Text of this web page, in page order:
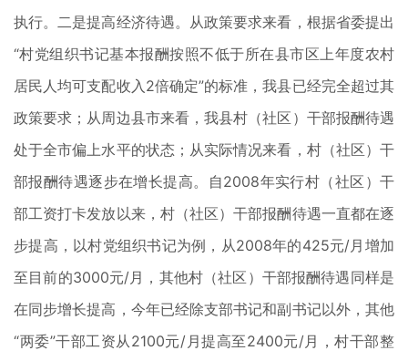
执行。二是提高经济待遇。从政策要求来看，根据省委提出
“村党组织书记基本报酬按照不低于所在县市区上年度农村
居民人均可支配收入2倍确定”的标准，我县已经完全超过其
政策要求；从周边县市来看，我县村（社区）干部报酬待遇
处于全市偏上水平的状态；从实际情况来看，村（社区）干
部报酬待遇逐步在增长提高。自2008年实行村（社区）干
部工资打卡发放以来，村（社区）干部报酬待遇一直都在逐
步提高，以村党组织书记为例，从2008年的425元/月增加
至目前的3000元/月，其他村（社区）干部报酬待遇同样是
在同步增长提高，今年已经除支部书记和副书记以外，其他
“两委”干部工资从2100元/月提高至2400元/月，村干部整